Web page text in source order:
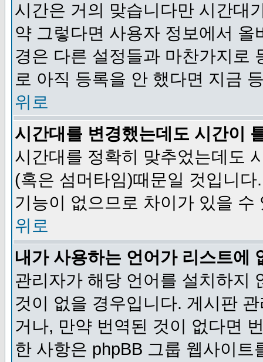
시간은 거의 맞습니다만 시간대
약 그렇다면 사용자 정보에서
경은 다른 설정들과 마찬가지로
로 아직 등록을 안 했다면 지금
위로
시간대를 변경했는데도 시간이
시간대를 정확히 맞추었는데도
(혹은 섬머타임)때문일 것입니
기능이 없으므로 차이가 있을 수
위로
내가 사용하는 언어가 리스트에
관리자가 해당 언어를 설치하지
것이 없을 경우입니다. 게시판
거나, 만약 번역된 것이 없다면
한 사항은 phpBB 그룹 웹사이